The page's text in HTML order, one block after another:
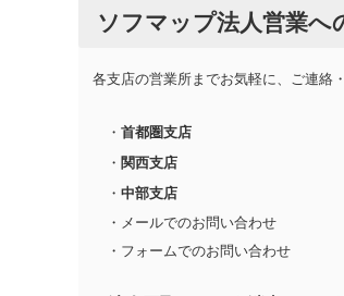
ソフマップ法人営業へ
各支店の営業所までお気軽に、ご連絡
・ 首都圏支店
・ 関西支店
・ 中部支店
・メールでのお問い合わせ
・フォームでのお問い合わせ